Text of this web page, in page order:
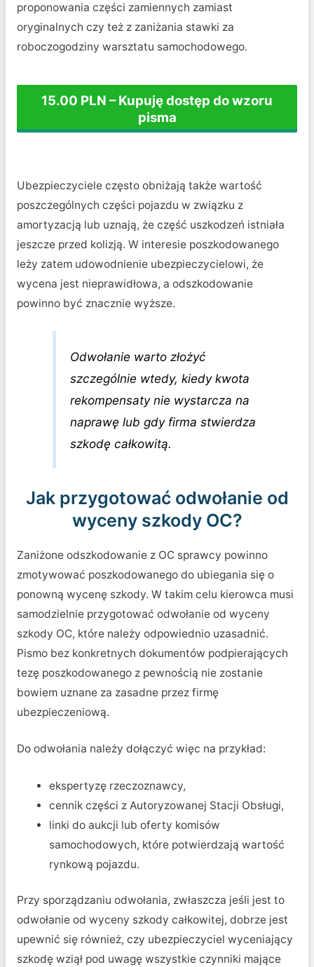
proponowania części zamiennych zamiast
oryginalnych czy też z zaniżania stawki za
roboczogodziny warsztatu samochodowego.
15.00 PLN – Kupuję dostęp do wzoru
pisma
Ubezpieczyciele często obniżają także wartość
poszczególnych części pojazdu w związku z
amortyzacją lub uznają, że część uszkodzeń istniała
jeszcze przed kolizją. W interesie poszkodowanego
leży zatem udowodnienie ubezpieczycielowi, że
wycena jest nieprawidłowa, a odszkodowanie
powinno być znacznie wyższe.
Odwołanie warto złożyć
szczególnie wtedy, kiedy kwota
rekompensaty nie wystarcza na
naprawę lub gdy firma stwierdza
szkodę całkowitą.
Jak przygotować odwołanie od
wyceny szkody OC?
Zaniżone odszkodowanie z OC sprawcy powinno
zmotywować poszkodowanego do ubiegania się o
ponowną wycenę szkody. W takim celu kierowca musi
samodzielnie przygotować odwołanie od wyceny
szkody OC, które należy odpowiednio uzasadnić.
Pismo bez konkretnych dokumentów podpierających
tezę poszkodowanego z pewnością nie zostanie
bowiem uznane za zasadne przez firmę
ubezpieczeniową.
Do odwołania należy dołączyć więc na przykład:
ekspertyzę rzeczoznawcy,
cennik części z Autoryzowanej Stacji Obsługi,
linki do aukcji lub oferty komisów
samochodowych, które potwierdzają wartość
rynkową pojazdu.
Przy sporządzaniu odwołania, zwłaszcza jeśli jest to
odwołanie od wyceny szkody całkowitej, dobrze jest
upewnić się również, czy ubezpieczyciel wyceniający
szkodę wziął pod uwagę wszystkie czynniki mające